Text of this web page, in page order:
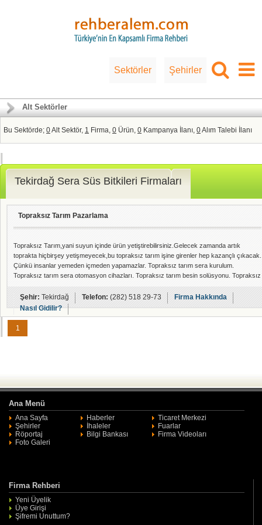
Sektörler Şehirler
Alt Sektörler
Bu Sektörde; 0Alt Sektör, 1 Firma, 0 Ürün, 0 Kampanya İlanı, 0Alım Talebi İlanı
Tekirdağ Sera Süs Bitkileri Firmaları
Topraksız Tarım Pazarlama
Topraksız Tarım,yani suyun içinde ürün yetiştirebilirsiniz.Gelecek zamanda artık
toprakta hiçbirşey yetişmeyecek,bu topraksız tarım işine girenler hep kazançlı çıkacak.
Çünkü insanlar yemeden içmeden yapamazlar. Topraksız tarım sera kurulum.
Topraksız tarım sera otomasyon cihazları. Topraksız tarım besin solüsyonu. Topraksız
tarım danışmanlık hizmetleri.
Şehir:Tekirdağ Telefon:(282) 518 29-73
Firma Hakkında
Nasıl Gidilir?
1
Ana Menü
Ana Sayfa Haberler
Ticaret Merkezi
Şehirler
İhaleler
Fuarlar
Röportaj
Bilgi Bankası
Firma Videoları
Foto Galeri
Firma Rehberi
Yeni Üyelik
Üye Girişi
Şifremi Unuttum?